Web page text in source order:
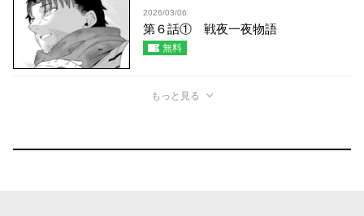
2026/03/06
第６話① 戦夜一夜物語
無料
もっと見る